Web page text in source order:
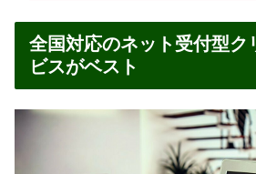
全国対応のネット受付型ク
ビスがベスト